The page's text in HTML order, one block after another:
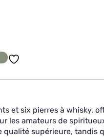
et six pierres à whisky,
les amateurs de
supérieure, tandis